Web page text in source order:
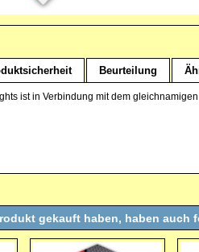
Beurteilung
ist in Verbindung mit dem
gekauft haben, haben auch